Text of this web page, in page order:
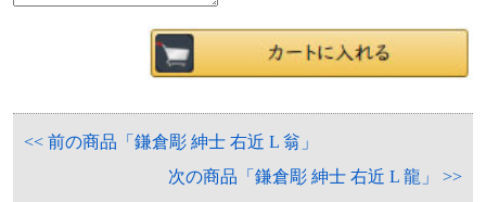
<< 前の商品「鎌倉彫 紳士 右近 L 翁」
次の商品「鎌倉彫 紳士 右近 L 龍」 >>